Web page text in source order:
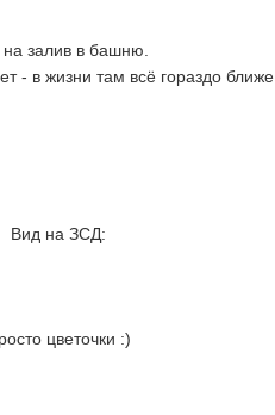
залив в башню.
- в жизни там всё гораздо ближе.
Вид на ЗСД:
цветочки :)